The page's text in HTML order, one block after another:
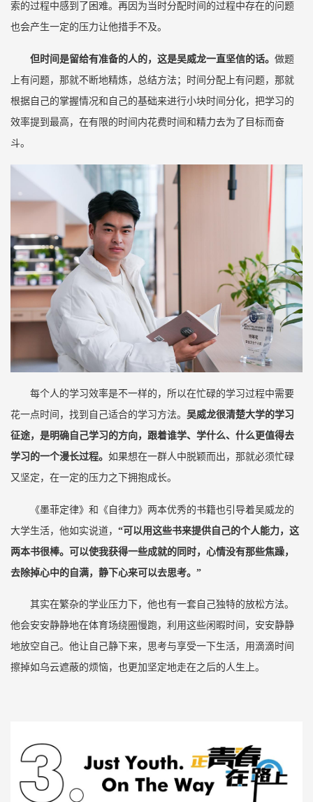
索的过程中感到了困难。再因为当时分配时间的过程中存在的问题
也会产生一定的压力让他措手不及。
但时间是留给有准备的人的，这是吴威龙一直坚信的话。 做题
上有问题，那就不断地精炼，总结方法；时间分配上有问题，那就
根据自己的掌握情况和自己的基础来进行小块时间分化，把学习的
效率提到最高，在有限的时间内花费时间和精力去为了目标而奋
斗。
每个人的学习效率是不一样的，所以在忙碌的学习过程中需要
花一点时间，找到自己适合的学习方法。 吴威龙很清楚大学的学习
征途，是明确自己学习的方向，跟着谁学、学什么、什么更值得去
学习的一个漫长过程。 如果想在一群人中脱颖而出，那就必须忙碌
又坚定，在一定的压力之下拥抱成长。
《墨菲定律》和《自律力》两本优秀的书籍也引导着吴威龙的
大学生活，他如实说道， “可以用这些书来提供自己的个人能力，这
两本书很棒。可以使我获得一些成就的同时，心情没有那些焦躁，
去除掉心中的自满，静下心来可以去思考。”
其实在繁杂的学业压力下，他也有一套自己独特的放松方法。
他会安安静静地在体育场绕圈慢跑，利用这些闲暇时间，安安静静
地放空自己。他让自己静下来，思考与享受一下生活，用滴滴时间
擦掉如乌云遮蔽的烦恼，也更加坚定地走在之后的人生上。